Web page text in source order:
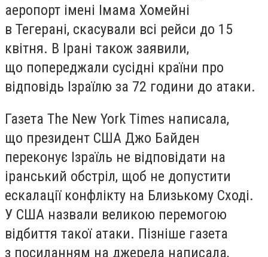
аеропорт імені Імама Хомейні
в Тегерані, скасували всі рейси до 15
квітня. В Ірані також заявили,
що попереджали сусідні країни про
відповідь Ізраїлю за 72 години до атаки.
Газета The New York Times написала,
що президент США Джо Байден
переконує Ізраїль не відповідати на
іранський обстріл, щоб не допустити
ескалації конфлікту на Близькому Сході.
У США назвали великою перемогою
відбиття такої атаки. Пізніше газета
з посиланням на джерела написала,